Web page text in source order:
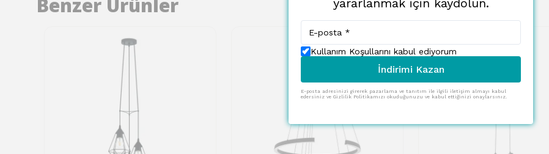
Benzer Ürünler
yararlanmak için kaydolun.
Kullanım Koşullarını kabul ediyorum
İndirimi Kazan
E-posta adresinizi girerek pazarlama ve tanıtım ile ilgili iletişim almayı kabul
edersiniz ve Gizlilik Politikamızı okuduğunuzu ve kabul ettiğinizi onaylarsınız.